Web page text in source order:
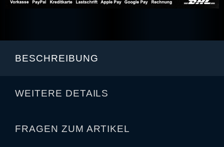
BESCHREIBUNG
WEITERE DETAILS
FRAGEN ZUM ARTIKEL